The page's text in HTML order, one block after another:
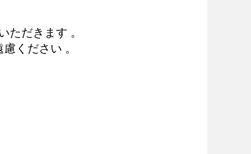
ただきます 。
ください 。